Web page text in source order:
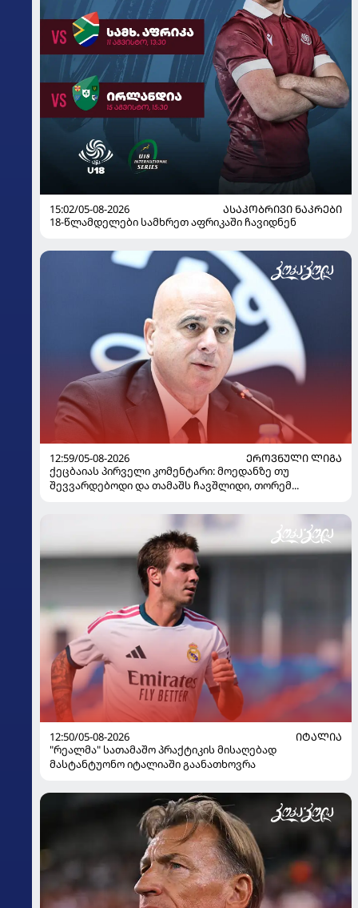
15:02/05-08-2026
ᲐᲡᲐᲙᲝᲑᲠᲘᲕᲘ ᲜᲐᲙᲠᲔᲑᲘ
18-წლამდელები სამხრეთ აფრიკაში ჩავიდნენ
12:59/05-08-2026
ᲔᲠᲝᲕᲜᲣᲚᲘ ᲚᲘᲒᲐ
ქეცბაიას პირველი კომენტარი: მოედანზე თუ
შევვარდებოდი და თამაშს ჩავშლიდი, თორემ...
12:50/05-08-2026
ᲘᲢᲐᲚᲘᲐ
"რეალმა" სათამაშო პრაქტიკის მისაღებად
მასტანტუონო იტალიაში გაანათხოვრა